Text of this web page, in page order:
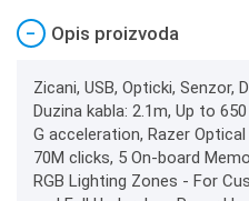
− Opis proizvoda
Zicani, USB, Opticki, Senzor,
Duzina kabla: 2.1m, Up to
G acceleration, Razer
70M clicks, 5 On-board
RGB Lighting Zones - For